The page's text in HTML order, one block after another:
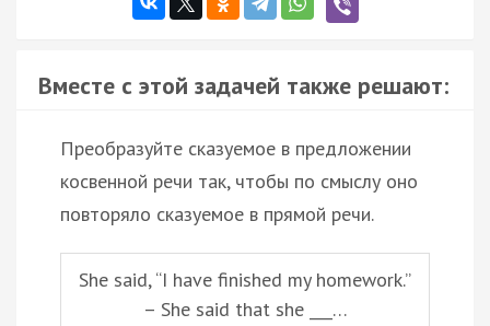
Вместе с этой задачей также решают:
Преобразуйте сказуемое в предложении
косвенной речи так, чтобы по смыслу оно
повторяло сказуемое в прямой речи.
She said, “I have finished my homework.”
– She said that she ___…